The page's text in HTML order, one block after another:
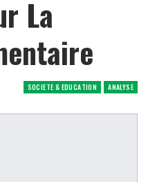
La
SOCIETE & EDUCATION ANALYSE